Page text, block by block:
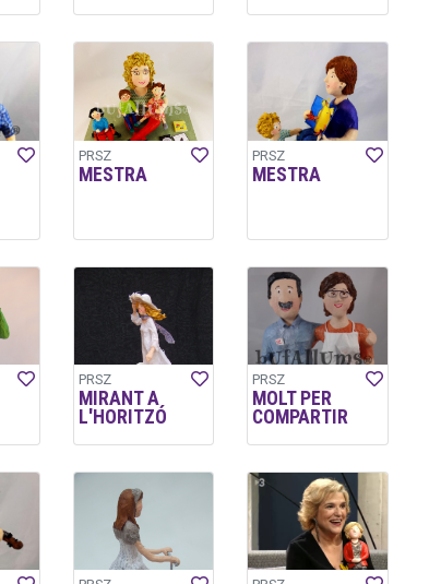
PRSZ
MESTRA
PRSZ
MESTRA
PRSZ
MIRANT A
L'HORITZÓ
PRSZ
MOLT PER
COMPARTIR